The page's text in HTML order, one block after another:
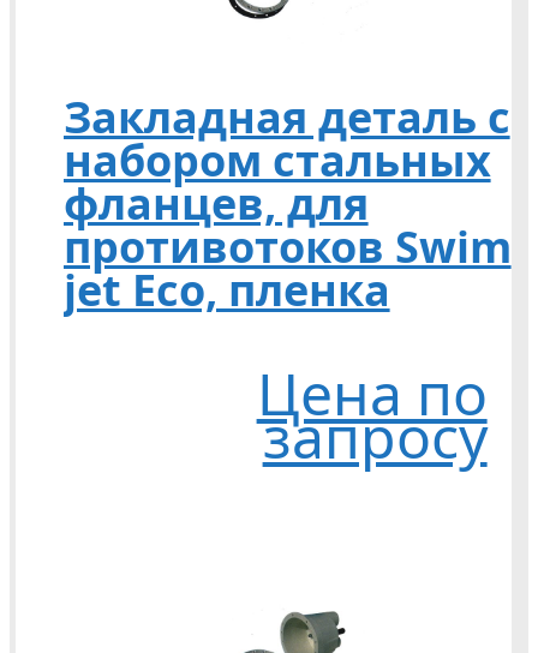
Закладная деталь с
набором стальных
фланцев, для
противотоков Swim
jet Eco, пленка
Цена по
запросу